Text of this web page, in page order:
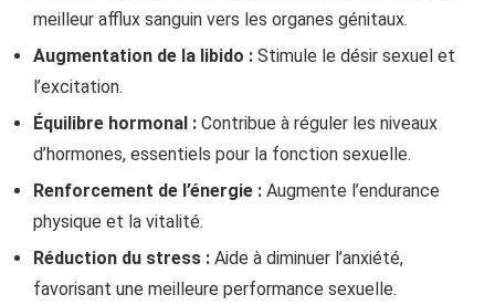
meilleur afflux sanguin vers les organes génitaux.
Augmentation de la libido : Stimule le désir sexuel et
l’excitation.
Équilibre hormonal : Contribue à réguler les niveaux
d’hormones, essentiels pour la fonction sexuelle.
Renforcement de l’énergie : Augmente l’endurance
physique et la vitalité.
Réduction du stress : Aide à diminuer l’anxiété,
favorisant une meilleure performance sexuelle.